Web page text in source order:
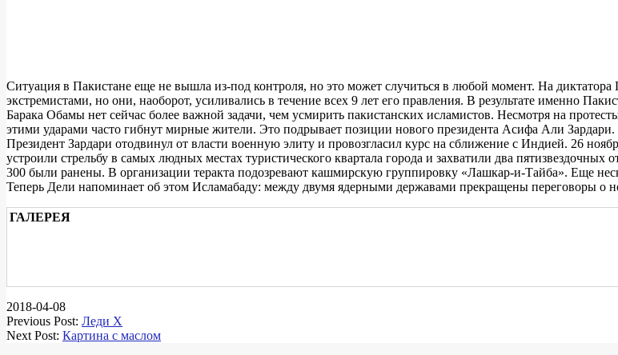
Ситуация в Пакистане еще не вышла из-под контроля, но это может случиться в любой момент. На
экстремистами, но они, наоборот, усиливались в течение всех 9 лет его правления. В результате именно
Барака Обамы нет сейчас более важной задачи, чем усмирить пакистанских исламистов. Несмотря на
этими ударами часто гибнут мирные жители. Это подрывает позиции нового президента Асифа Али Зардари.
Президент Зардари отодвинул от власти военную элиту и провозгласил курс на сближение с Индией. 26
устроили стрельбу в самых людных местах туристического квартала города и захватили два
300 были ранены. В организации теракта подозревают кашмирскую группировку «Лашкар-и-Тайба». Еще
Теперь Дели напоминает об этом Исламабаду: между двумя ядерными державами прекращены переговоры о
ГАЛЕРЕЯ
2018-04-08
Previous Post: Леди X
Next Post: Картина с маслом